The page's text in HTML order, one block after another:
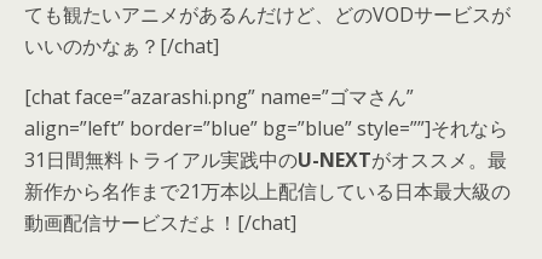
ても観たいアニメがあるんだけど、どのVODサービスが
いいのかなぁ？[/chat]
[chat face=”azarashi.png” name=”ゴマさん”
align=”left” border=”blue” bg=”blue” style=””]それなら
31日間無料トライアル実践中のU-NEXTがオススメ。最
新作から名作まで21万本以上配信している日本最大級の
動画配信サービスだよ！[/chat]